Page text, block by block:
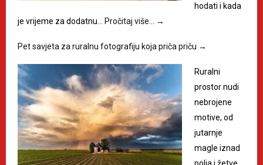
hodati i kada
je vrijeme za dodatnu… Pročitaj više… →
Pet savjeta za ruralnu fotografiju koja priča priču →
Ruralni
prostor nudi
nebrojene
motive, od
jutarnje
magle iznad